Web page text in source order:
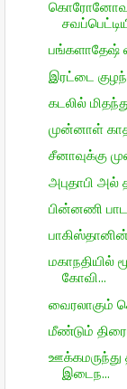
பங்களாதேஷ்
இரட்டை
கடலில்
முன்னாள்
சீனாவுக்கு
அபுதாபி அல்
பின்னணி
மகாநதியில்
கோவி...
வைரலாகும்
மீண்டும்
ஊக்கமருந்து
இடைந...